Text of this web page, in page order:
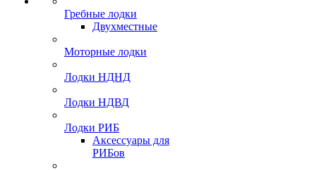
Гребные лодки
Двухместные
Моторные лодки
Лодки НДНД
Лодки НДВД
Лодки РИБ
Аксессуары для
РИБов